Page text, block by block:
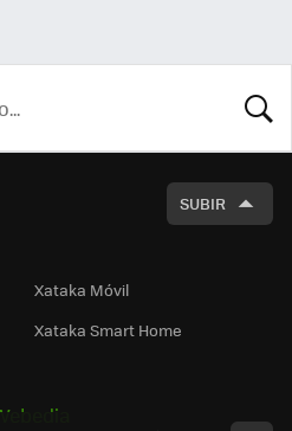
SUBIR
Xataka Móvil
Xataka Smart Home